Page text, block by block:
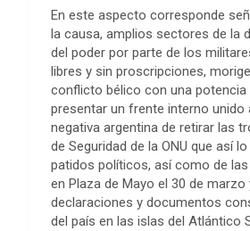
En este aspecto corresponde
la causa, amplios sectores de la
del poder por parte de los
libres y sin proscripciones,
conflicto bélico con una
presentar un frente interno
negativa argentina de retirar las
de Seguridad de la ONU que así
patidos políticos, así como de
en Plaza de Mayo el 30 de
declaraciones y documentos
del país en las islas del Atlántico